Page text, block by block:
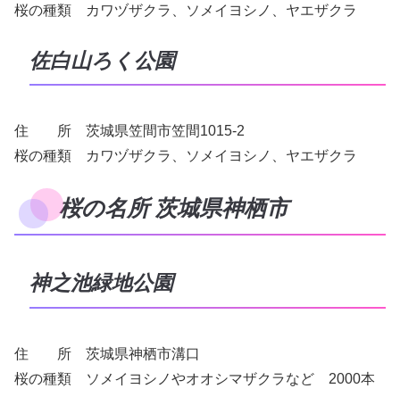
桜の種類 カワヅザクラ、ソメイヨシノ、ヤエザクラ
佐白山ろく公園
住 所 茨城県笠間市笠間1015-2
桜の種類 カワヅザクラ、ソメイヨシノ、ヤエザクラ
桜の名所 茨城県神栖市
神之池緑地公園
住 所 茨城県神栖市溝口
桜の種類 ソメイヨシノやオオシマザクラなど 2000本